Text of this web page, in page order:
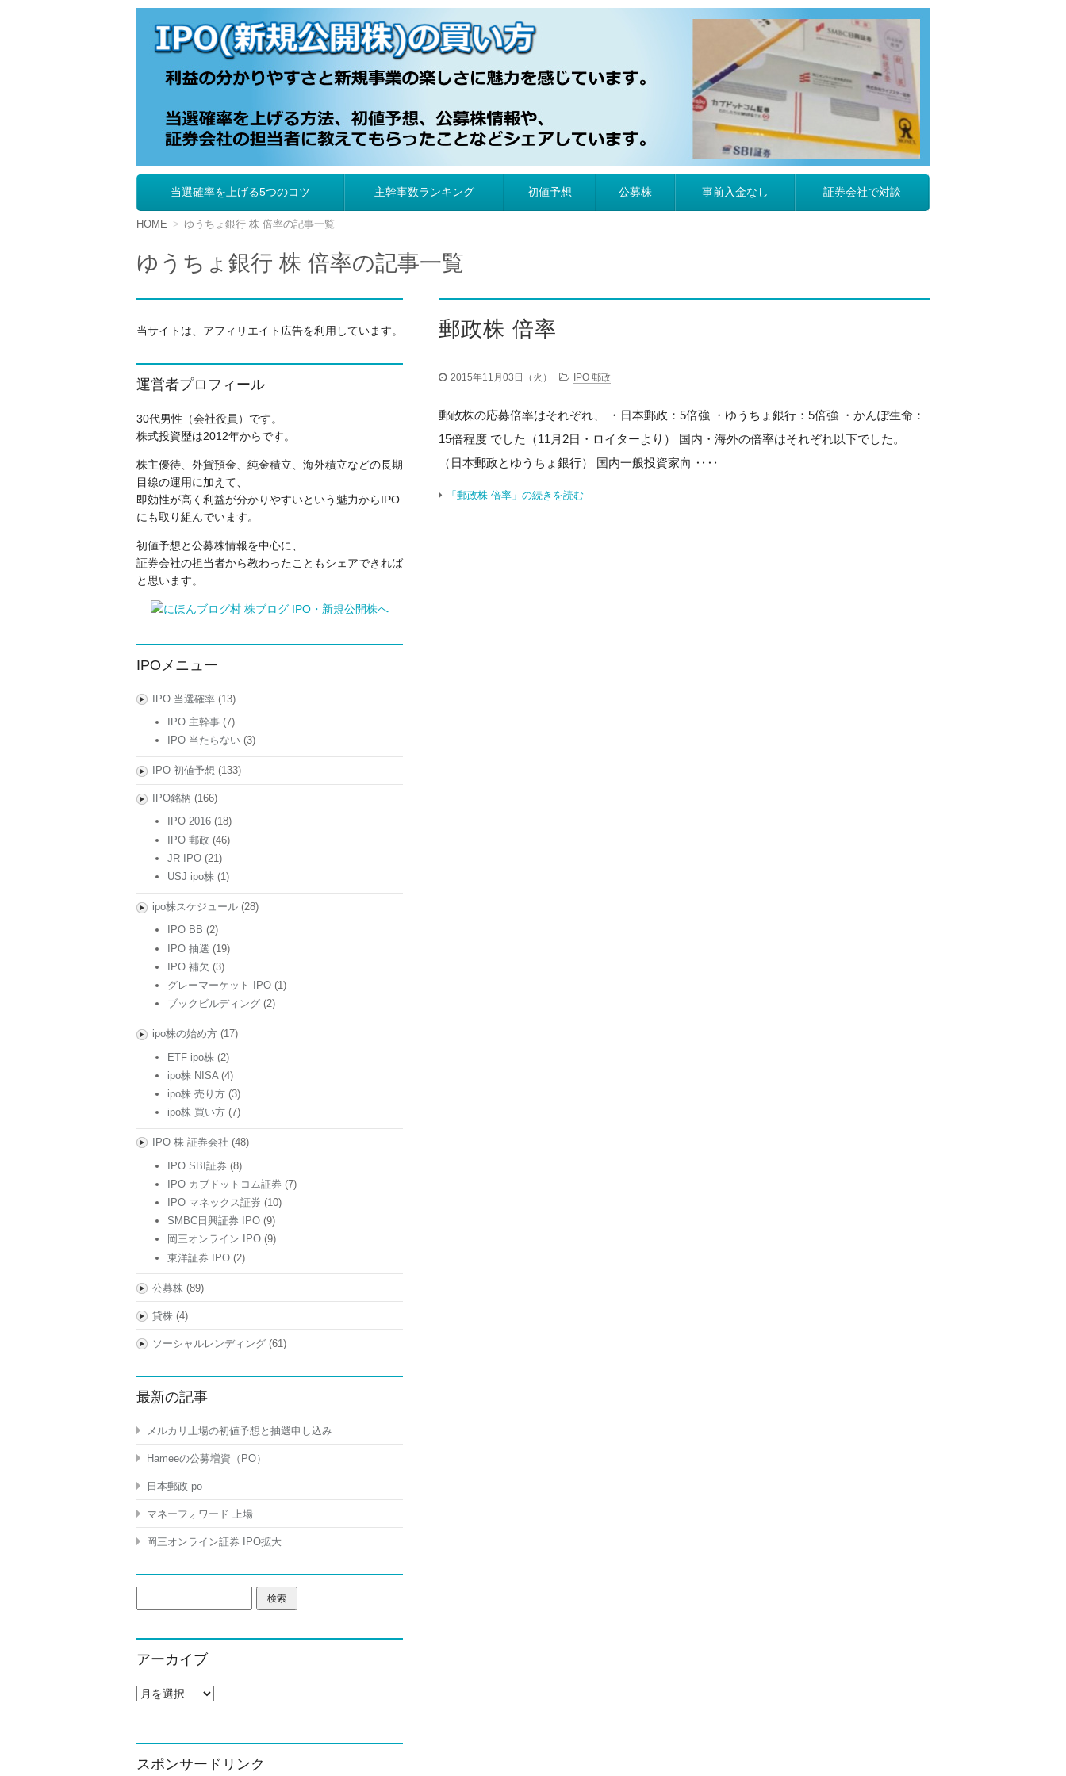
IPO（新規公開株）の買い方
ン
テ
へ
動
当選確率を上げる5つのコツ 主幹事数ランキング 初値予想 公募株 事前入金なし 証券会社で対談
HOME ゆうちょ銀行 株 倍率の記事一覧
ゆうちょ銀行 株 倍率の記事一覧
郵政株 倍率
2015年11月03日（火） IPO 郵政
郵政株の応募倍率はそれぞれ、 ・日本郵政：5倍強 ・ゆうちょ銀行：5倍強 ・かんぽ生命：
15倍程度 でした（11月2日・ロイターより） 国内・海外の倍率はそれぞれ以下でした。
（日本郵政とゆうちょ銀行） 国内一般投資家向 ‥‥
「郵政株 倍率」の続きを読む
当サイトは、アフィリエイト広告を利用しています。
運営者プロフィール
30代男性（会社役員）です。
株式投資歴は2012年からです。
株主優待、外貨預金、純金積立、海外積立などの長期
目線の運用に加えて、
即効性が高く利益が分かりやすいという魅力からIPO
にも取り組んでいます。
初値予想と公募株情報を中心に、
証券会社の担当者から教わったこともシェアできれば
と思います。
IPOメニュー
IPO 当選確率(13)
IPO 主幹事 (7)
IPO 当たらない (3)
IPO 初値予想 (133)
IPO銘柄 (166)
IPO 2016 (18)
IPO 郵政 (46)
JR IPO (21)
USJ ipo株 (1)
ipo株スケジュール(28)
IPO BB (2)
IPO 抽選 (19)
IPO 補欠 (3)
グレーマーケット IPO (1)
ブックビルディング (2)
ipo株の始め方(17)
ETF ipo株 (2)
ipo株 NISA (4)
ipo株 売り方 (3)
ipo株 買い方 (7)
IPO 株 証券会社 (48)
IPO SBI証券 (8)
IPO カブドットコム証券 (7)
IPO マネックス証券 (10)
SMBC日興証券 IPO (9)
岡三オンライン IPO (9)
東洋証券 IPO (2)
公募株(89)
貸株(4)
ソーシャルレンディング(61)
最新の記事
メルカリ上場の初値予想と抽選申し込み
Hameeの公募増資（PO）
日本郵政 po
マネーフォワード 上場
岡三オンライン証券 IPO拡大
索:
アーカイブ
ア
イ
ブ
スポンサードリンク